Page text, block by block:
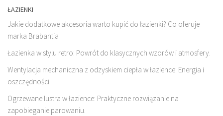
ŁAZIENKI
Jakie dodatkowe akcesoria warto kupić do łazienki? Co oferuje
marka Brabantia
Łazienka w stylu retro: Powrót do klasycznych wzorów i atmosfery.
Wentylacja mechaniczna z odzyskiem ciepła w łazience: Energia i
oszczędności.
Ogrzewane lustra w łazience: Praktyczne rozwiązanie na
zapobieganie parowaniu.